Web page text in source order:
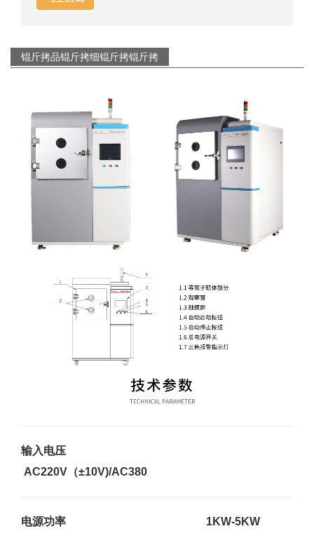
锟斤拷品锟斤拷细锟斤拷锟斤拷
输入电压
AC220V（±10V)/AC380
电源功率 1KW-5KW